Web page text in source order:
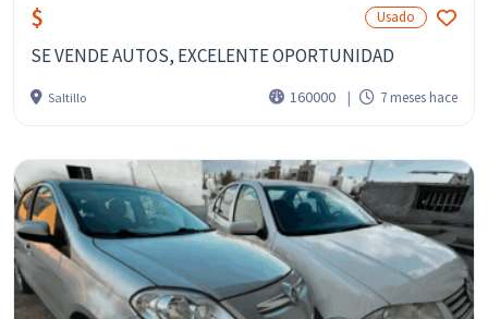
$ Usado
SE VENDE AUTOS, EXCELENTE OPORTUNIDAD
Saltillo 160000 7 meses hace